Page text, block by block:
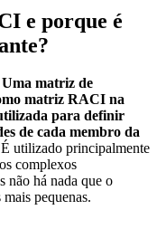
e porque é
Uma matriz de
matriz RACI na
para definir
de cada membro da
É utilizado principalmente
complexos
não há nada que o
pequenas.